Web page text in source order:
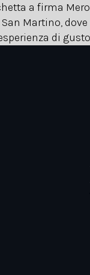
a firma
Martino,
di